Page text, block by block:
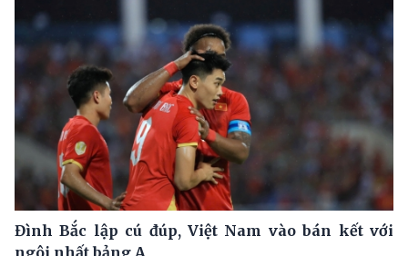
Đình Bắc lập cú đúp, Việt Nam vào bán kết với
ngôi nhất bảng A